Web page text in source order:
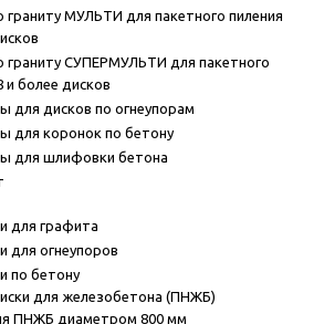
граниту МУЛЬТИ для пакетного пиления
граниту СУПЕРМУЛЬТИ для пакетного
и более дисков
для дисков по огнеупорам
для коронок по бетону
для шлифовки бетона
для графита
для огнеупоров
по бетону
для железобетона (ПНЖБ)
ПНЖБ диаметром 800 мм